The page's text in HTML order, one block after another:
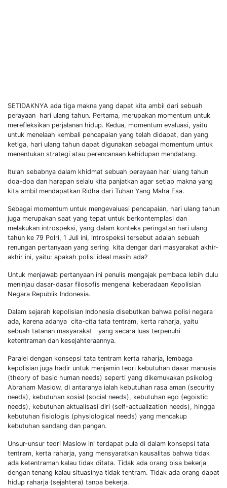
SETIDAKNYA ada tiga makna yang dapat kita ambil dari sebuah
perayaan hari ulang tahun. Pertama, merupakan momentum untuk
merefleksikan perjalanan hidup. Kedua, momentum evaluasi, yaitu
untuk menelaah kembali pencapaian yang telah didapat, dan yang
ketiga, hari ulang tahun dapat digunakan sebagai momentum untuk
menentukan strategi atau perencanaan kehidupan mendatang.
Itulah sebabnya dalam khidmat sebuah perayaan hari ulang tahun
doa-doa dan harapan selalu kita panjatkan agar setiap makna yang
kita ambil mendapatkan Ridha dari Tuhan Yang Maha Esa.
Sebagai momentum untuk mengevaluasi pencapaian, hari ulang tahun
juga merupakan saat yang tepat untuk berkontemplasi dan
melakukan introspeksi, yang dalam konteks peringatan hari ulang
tahun ke 79 Polri, 1 Juli ini, introspeksi tersebut adalah sebuah
renungan pertanyaan yang sering kita dengar dari masyarakat akhir-
akhir ini, yaitu: apakah polisi ideal masih ada?
Untuk menjawab pertanyaan ini penulis mengajak pembaca lebih dulu
meninjau dasar-dasar filosofis mengenai keberadaan Kepolisian
Negara Republik Indonesia.
Dalam sejarah kepolisian Indonesia disebutkan bahwa polisi negara
ada, karena adanya cita-cita tata tentram, kerta raharja, yaitu
sebuah tatanan masyarakat yang secara luas terpenuhi
ketentraman dan kesejahteraannya.
Paralel dengan konsepsi tata tentram kerta raharja, lembaga
kepolisian juga hadir untuk menjamin teori kebutuhan dasar manusia
(theory of basic human needs) seperti yang dikemukakan psikolog
Abraham Maslow, di antaranya ialah kebutuhan rasa aman (security
needs), kebutuhan sosial (social needs), kebutuhan ego (egoistic
needs), kebutuhan aktualisasi diri (self-actualization needs), hingga
kebutuhan fisiologis (physiological needs) yang mencakup
kebutuhan sandang dan pangan.
Unsur-unsur teori Maslow ini terdapat pula di dalam konsepsi tata
tentram, kerta raharja, yang mensyaratkan kausalitas bahwa tidak
ada ketentraman kalau tidak ditata. Tidak ada orang bisa bekerja
dengan tenang kalau situasinya tidak tentram. Tidak ada orang dapat
hidup raharja (sejahtera) tanpa bekerja.